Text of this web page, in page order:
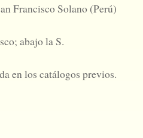
Francisco Solano (Perú)
abajo la S.
en los catálogos previos.